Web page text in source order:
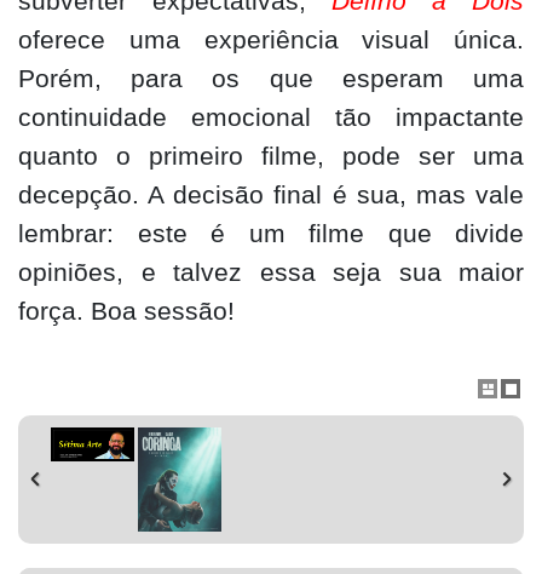
oferece uma experiência visual única.
Porém, para os que esperam uma
continuidade emocional tão impactante
quanto o primeiro filme, pode ser uma
decepção. A decisão final é sua, mas vale
lembrar: este é um filme que divide
opiniões, e talvez essa seja sua maior
força. Boa sessão!